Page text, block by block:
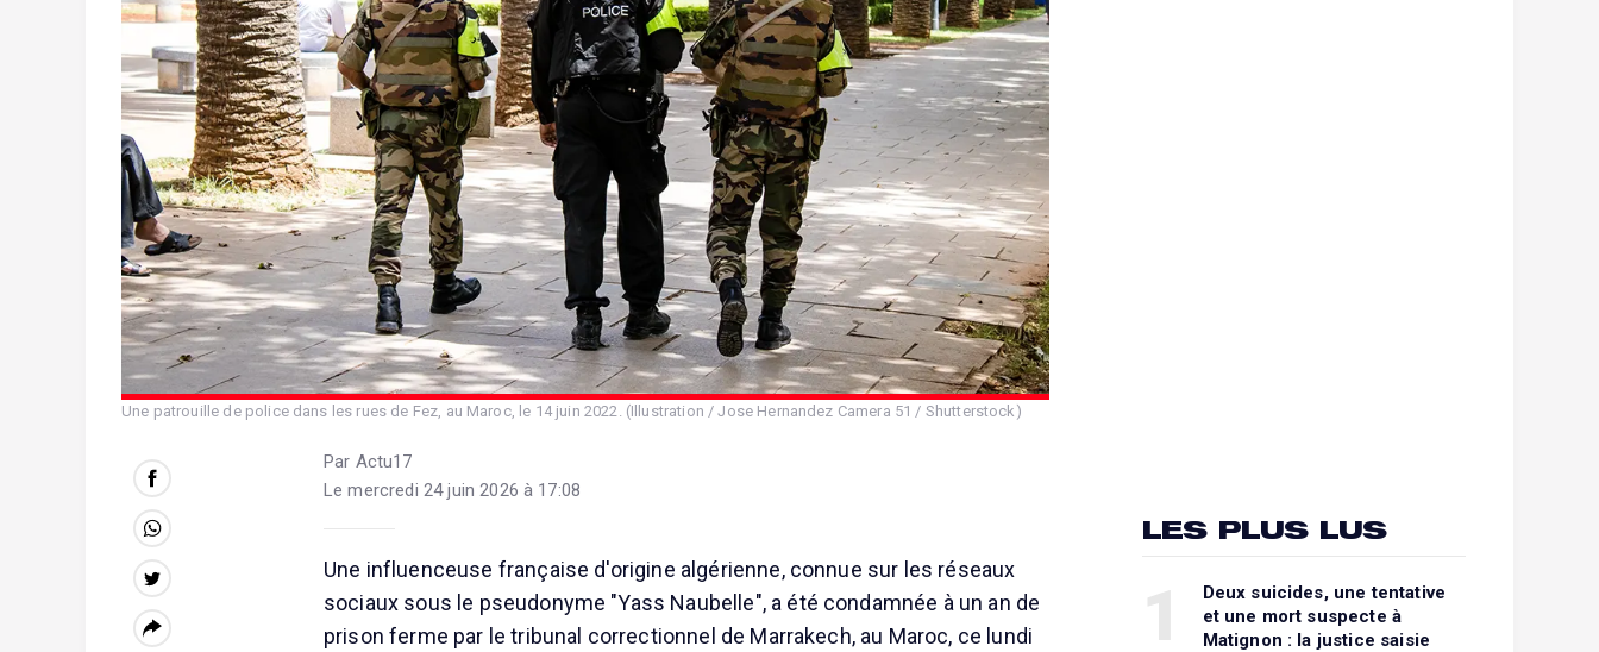
Une patrouille de police dans les rues de Fez, au Maroc, le 14 juin 2022. (Illustration / Jose Hernandez Camera 51 / Shutterstock)
Par Actu17
Le mercredi 24 juin 2026 à 17:08
Une influenceuse française d'origine algérienne, connue sur les réseaux
sociaux sous le pseudonyme "Yass Naubelle", a été condamnée à un an de
prison ferme par le tribunal correctionnel de Marrakech, au Maroc, ce lundi
LES PLUS LUS
Deux suicides, une tentative
et une mort suspecte à
Matignon : la justice saisie